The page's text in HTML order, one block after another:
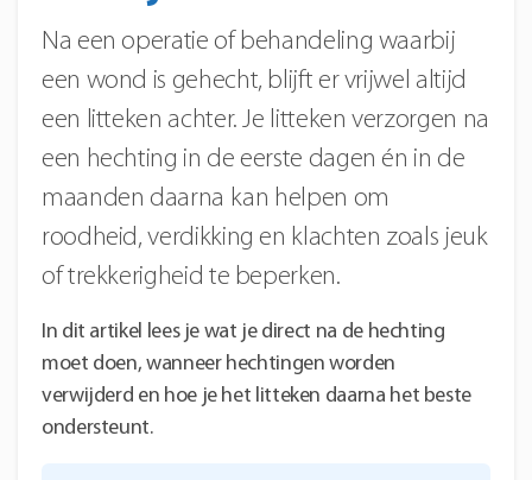
Na een operatie of behandeling waarbij
een wond is gehecht, blijft er vrijwel altijd
een litteken achter. Je litteken verzorgen na
een hechting in de eerste dagen én in de
maanden daarna kan helpen om
roodheid, verdikking en klachten zoals jeuk
of trekkerigheid te beperken.
In dit artikel lees je wat je direct na de hechting
moet doen, wanneer hechtingen worden
verwijderd en hoe je het litteken daarna het beste
ondersteunt.